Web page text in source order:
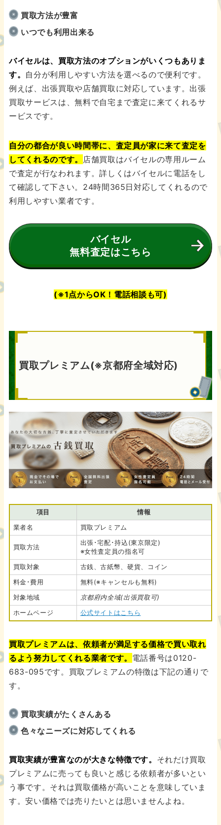
買取方法が豊富
いつでも利用出来る
バイセルは、買取方法のオプションがいくつもありま
す。 自分が利用しやすい方法を選べるので便利です。
例えば、出張買取や店舗買取に対応しています。出張
買取サービスは、無料で自宅まで査定に来てくれるサ
ービスです。
自分の都合が良い時間帯に、査定員が家に来て査定を
してくれるのです。
店舗買取はバイセルの専用ルーム
で査定が行なわれます。詳しくはバイセルに電話をし
て確認して下さい。24時間365日対応してくれるので
利用しやすい業者です。
バイセル
無料査定はこちら
(※1点からOK！電話相談も可)
買取プレミアム(※京都府全域対応)
項目
情報
業者名
買取プレミアム
買取方法
出張･宅配･持込(東京限定)
※女性査定員の指名可
買取対象
古銭、古紙幣、硬貨、コイン
料金･費用
無料(※キャンセルも無料)
対象地域
京都府内全域(出張買取可)
ホームページ
公式サイトはこちら
買取プレミアムは、依頼者が満足する価格で買い取れ
るよう努力してくれる業者です。 電話番号は0120-
683-095です。買取プレミアムの特徴は下記の通りで
す。
買取実績がたくさんある
色々なニーズに対応してくれる
買取実績が豊富なのが大きな特徴です。 それだけ買取
プレミアムに売っても良いと感じる依頼者が多いとい
う事です。それは買取価格が高いことを意味していま
す。安い価格では売りたいとは思いませんよね。